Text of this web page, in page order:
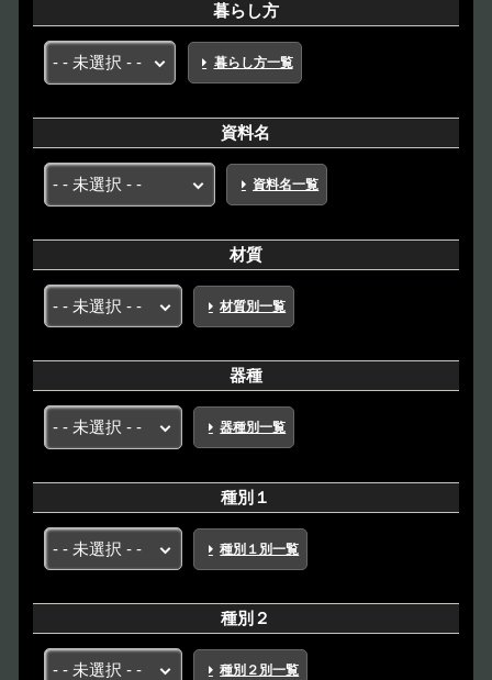
暮らし方
暮らし方一覧
資料名
資料名一覧
材質
材質別一覧
器種
器種別一覧
種別１
種別１別一覧
種別２
種別２別一覧